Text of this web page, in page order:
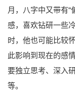
月，八字中又带有
感，喜欢钻研一些
时，他也可能比较
此影响到现在的感
要独立思考、深入
等。